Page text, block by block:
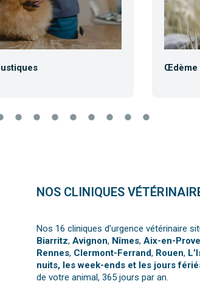
Œdème
NOS CLINIQUES
Nos 16 cliniques d’urgence vétérinaire
Biarritz, Avignon, Nîmes, Aix-en-
Rennes, Clermont-Ferrand, Rouen,
nuits, les week-ends et les jours
de votre animal, 365 jours par an.